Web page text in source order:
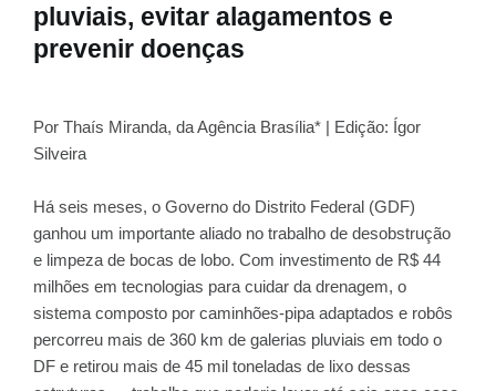
pluviais, evitar alagamentos e
prevenir doenças
Por Thaís Miranda, da Agência Brasília* | Edição: Ígor
Silveira
Há seis meses, o Governo do Distrito Federal (GDF)
ganhou um importante aliado no trabalho de desobstrução
e limpeza de bocas de lobo. Com investimento de R$ 44
milhões em tecnologias para cuidar da drenagem, o
sistema composto por caminhões-pipa adaptados e robôs
percorreu mais de 360 km de galerias pluviais em todo o
DF e retirou mais de 45 mil toneladas de lixo dessas